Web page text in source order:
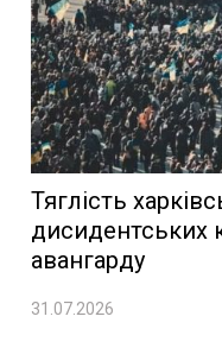
Тяглість
дисидентських
авангарду
31.07.2026